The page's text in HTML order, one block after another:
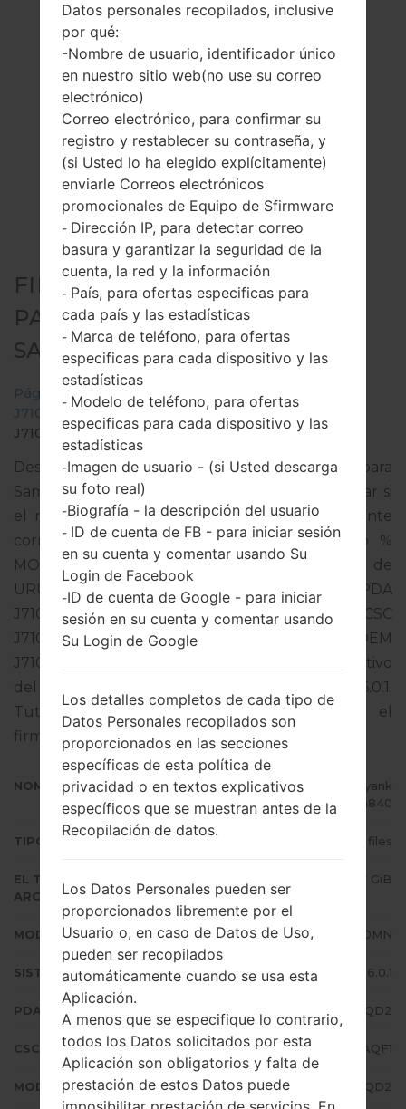
FIRMWARE OFICIAL #16999
PARA SM-J710MN -
SAMSUNGGALAXY J7 2016
Página principal → Galaxy J7 2016 →
SamsungSM-
J710MN
→ SM-
J710MN_1_20170714170126_yankuon840.zip
Descargue la última actualización de firmware para
Samsung Galaxy J7 2016, pero no olvide verificar si
el número de modelo de su teléfono inteligente
corresponde al número de modelo indicado %
MODEL%. El código del firmware es ANC de
URUGUAY. El producto viene con la versión PDA
J710MNUBU3AQD2 y la versión CSC
J710MNUWE3AQF1,Versión de MODEM
J710MNUBU3AQD2. La versión del sistema operativo
del firmware dado es Android Marshmallow 6.0.1.
Tutorial completo sobre cómo actualizar el
firmware oficial en dispositivos Samsung
NOMBRE DE ARCHIVO
SM-J710MN_1_20170714170126_yank
uon840
TIPO DE FIRMWARE 4 files
EL TAMAÑO DEL
ARCHIVO
1.37 GiB
MODELO Samsung SM-J710MN
SISTEMA OPERATIVO Android Marshmallow 6.0.1
PDA/AP VERSIÓN J710MNUBU3AQD2
CSC VERSIÓN J710MNUWE3AQF1
MODEM/CP VERSIÓN J710MNUBU3AQD2
Datos personales recopilados, inclusive
por qué:
-Nombre de usuario, identificador único
en nuestro sitio web(no use su correo
electrónico)
Correo electrónico, para confirmar su
registro y restablecer su contraseña, y
(si Usted lo ha elegido explícitamente)
enviarle Correos electrónicos
promocionales de Equipo de Sfirmware
- Dirección IP, para detectar correo
basura y garantizar la seguridad de la
cuenta, la red y la información
- País, para ofertas especificas para
cada país y las estadísticas
- Marca de teléfono, para ofertas
especificas para cada dispositivo y las
estadísticas
- Modelo de teléfono, para ofertas
especificas para cada dispositivo y las
estadísticas
-Imagen de usuario - (si Usted descarga
su foto real)
-Biografía - la descripción del usuario
- ID de cuenta de FB - para iniciar sesión
en su cuenta y comentar usando Su
Login de Facebook
-ID de cuenta de Google - para iniciar
sesión en su cuenta y comentar usando
Su Login de Google
Los detalles completos de cada tipo de
Datos Personales recopilados son
proporcionados en las secciones
específicas de esta política de
privacidad o en textos explicativos
específicos que se muestran antes de la
Recopilación de datos.
Los Datos Personales pueden ser
proporcionados libremente por el
Usuario o, en caso de Datos de Uso,
pueden ser recopilados
automáticamente cuando se usa esta
Aplicación.
A menos que se especifique lo contrario,
todos los Datos solicitados por esta
Aplicación son obligatorios y falta de
prestación de estos Datos puede